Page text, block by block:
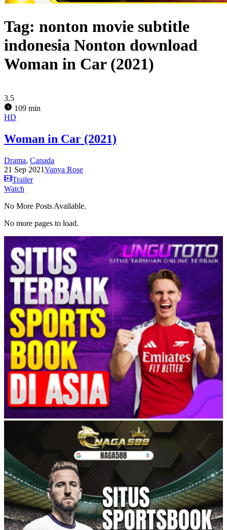
Tag: nonton movie subtitle
indonesia Nonton download
Woman in Car (2021)
3.5
109 min
HD
Woman in Car (2021)
Drama, Canada
21 Sep 2021Vanya Rose
Trailer
Watch
No More Posts Available.
No more pages to load.